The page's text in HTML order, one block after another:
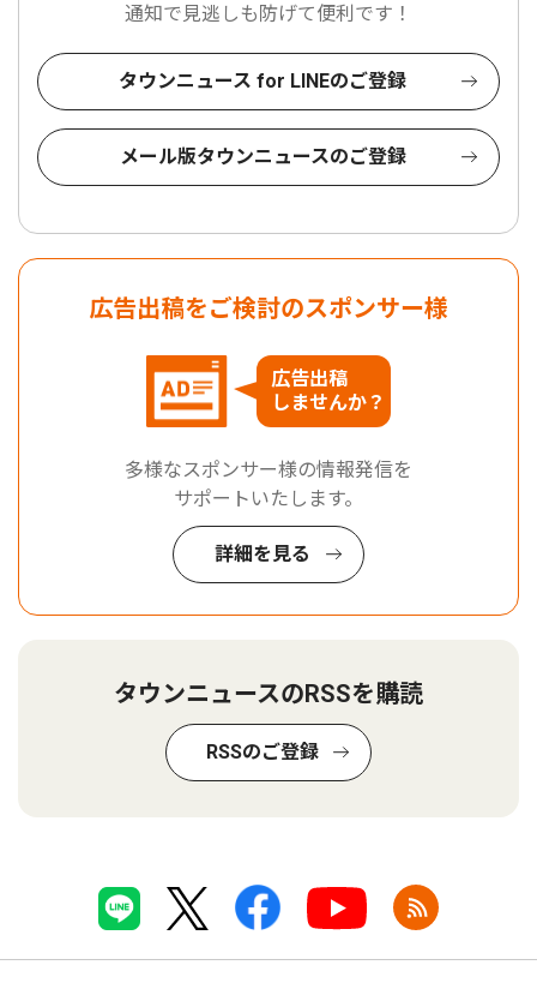
通知で見逃しも防げて便利です！
タウンニュース for LINEのご登録
メール版タウンニュースのご登録
広告出稿をご検討のスポンサー様
広告出稿
しませんか？
多様なスポンサー様の情報発信を
サポートいたします。
詳細を見る
タウンニュースのRSSを購読
RSSのご登録